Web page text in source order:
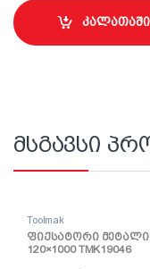
მსგავსი
Toolmak
ფიქსატორი
120×1000 TMK19046